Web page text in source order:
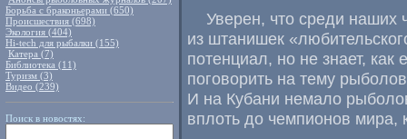
Борьба с браконьерами (650)
Происшествия (698)
Экология (404)
Hi-tech для рыбалки (155)
Катера (7)
Библиотека (11)
Туризм (3)
Видео (239)
Поиск в новостях:
Уверен, что среди наших
из штанишек «
потенциал, но не знает, как
поговорить на тему
И на Кубани немало
вплоть до чемпионов мира,